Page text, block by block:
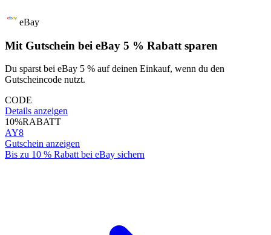
eBay
Mit Gutschein bei eBay 5 % Rabatt sparen
Du sparst bei eBay 5 % auf deinen Einkauf, wenn du den
Gutscheincode nutzt.
CODE
Details anzeigen
10%RABATT
AY8
Gutschein anzeigen
Bis zu 10 % Rabatt bei eBay sichern